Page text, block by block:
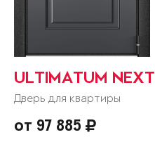
ULTIMATUM NEXT
Дверь для квартиры
от 97 885